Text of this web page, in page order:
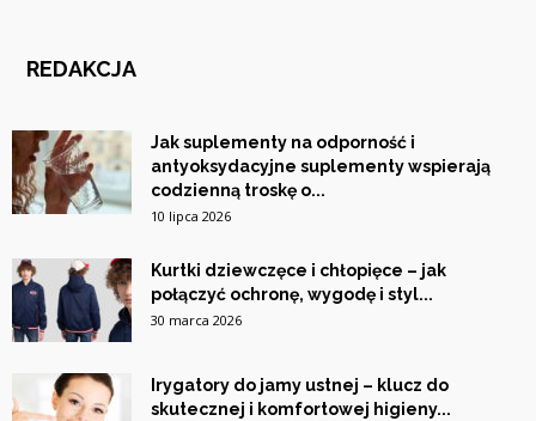
REDAKCJA
Jak suplementy na odporność i
antyoksydacyjne suplementy wspierają
codzienną troskę o...
10 lipca 2026
Kurtki dziewczęce i chłopięce – jak
połączyć ochronę, wygodę i styl...
30 marca 2026
Irygatory do jamy ustnej – klucz do
skutecznej i komfortowej higieny...